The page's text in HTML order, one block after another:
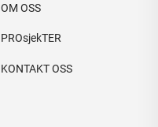
OM OSS
PROsjekTER
KONTAKT OSS